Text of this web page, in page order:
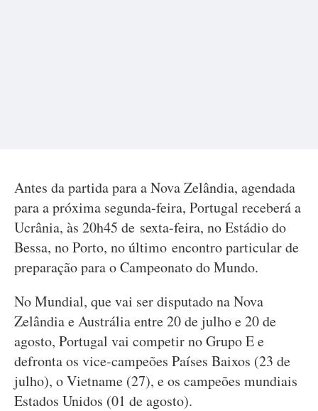
Antes da partida para a Nova Zelândia, agendada
para a próxima segunda-feira, Portugal receberá a
Ucrânia, às 20h45 de sexta-feira, no Estádio do
Bessa, no Porto, no último encontro particular de
preparação para o Campeonato do Mundo.
No Mundial, que vai ser disputado na Nova
Zelândia e Austrália entre 20 de julho e 20 de
agosto, Portugal vai competir no Grupo E e
defronta os vice-campeões Países Baixos (23 de
julho), o Vietname (27), e os campeões mundiais
Estados Unidos (01 de agosto).